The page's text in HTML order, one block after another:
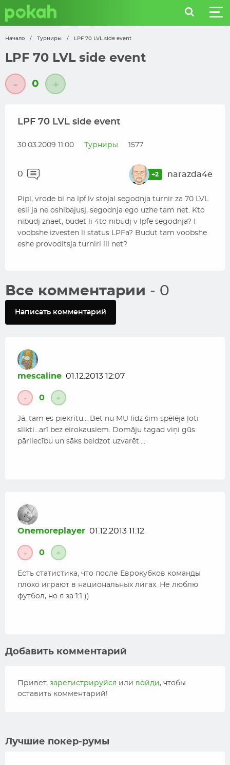
Начало / Турниры / LPF 70 LVL side event
LPF 70 LVL side event
- 0 +
LPF 70 LVL side event
30.03.2009 11:00 Турниры 1577
0 +2 narazda4e
Pipl, vrode bi na lpf.lv stojal segodnja turnir za 70 LVL
esli ja ne oshibajusj, segodnja ego uzhe tam net. Kto
nibudj znaet, budet li 4to nibudj v lpfe segodnja? I
voobshe izvesten li status LPFa? Budut tam voobshe
eshe provoditsja turniri ili net?
Все комментарии - 0
Написать комментарий
mescaline 01.12.2013 12:07
- 0 +
Jā, tam es piekrītu… Bet nu MU līdz šim spēlēja ļoti
slikti…arī bez eirokausiem. Domāju tagad viņi gūs
pārliecību un sāks beidzot uzvarēt….
Onemoreplayer 01.12.2013 11:12
- 0 +
Есть статистика, что после Еврокубков команды
плохо играют в национальных лигах. Не люблю
футбол, но я за 1:1 ))
Добавить комментарий
Привет, зарегистрируйся или войди, чтобы
оставить комментарий!
Лучшие покер-румы